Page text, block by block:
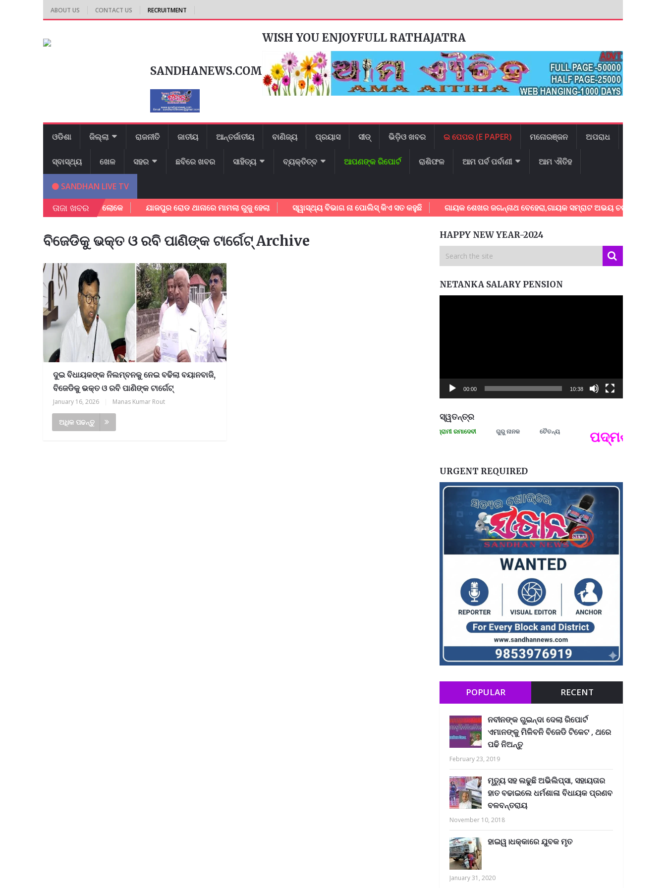
ABOUT US CONTACT US RECRUITMENT
WISH YOU ENJOYFULL RATHAJATRA
SANDHANEWS.COM
ଓଡିଶା ଜିଲ୍ଲା ରାଜନୀତି ଜାତୀୟ ଆନ୍ତର୍ଜାତୀୟ ବାଣିଜ୍ୟ ପ୍ରୟାସ ସୀଡ୍ ଭିଡ଼ିଓ ଖବର ଇ ପେପର (E PAPER) ମନୋରଞ୍ଜନ ଅପରାଧ
ସ୍ବାସ୍ଥ୍ୟ ଖେଳ ସହର ଛବିରେ ଖବର ସାହିତ୍ୟ ବ୍ୟକ୍ତିତ୍ବ ଆପଣଙ୍କ ରିପୋର୍ଟ ରାଶିଫଳ ଆମ ପର୍ବ ପର୍ବାଣୀ ଆମ ଐତିହ
SANDHAN LIVE TV
ତାଜା ଖବର
ବର୍ତ୍ତିଲେ ପରିବାର ଲୋକେ ଯାଜପୁର ରୋଡ ଥାନାରେ ମାମଲା ରୁଜୁ ହେଲା ସ୍ୱାସ୍ଥ୍ୟ ବିଭାଗ ନା ପୋଲିସ୍ କିଏ ସତ କହୁଛି ଗାୟକ ଶେଖର ଜଗନ୍ନାଥ ବେହେରା,ଗାୟକ ସମ୍ରାଟ ଅଭୟ ଚରଣ ସ୍ଵାଇଁଙ୍କ
ବିଜେଡିକୁ ଭକ୍ତ ଓ ରବି ପାଣିଙ୍କ ଟାର୍ଗେଟ୍ Archive
ଦୁଇ ବିଧାୟକଙ୍କ ନିଲମ୍ବନକୁ ନେଇ ବଢିଲା ବୟାନବାଜି,
ବିଜେଡିକୁ ଭକ୍ତ ଓ ରବି ପାଣିଙ୍କ ଟାର୍ଗେଟ୍
January 16, 2026 Manas Kumar Rout
ଅଧିକ ପଢନ୍ତୁ
HAPPY NEW YEAR-2024
NETANKA SALARY PENSION
00:00 10:38
ସ୍ୱତନ୍ତ୍ର
ମନେ ପଡନ୍ତି: ସ୍ୱାଧୀନତା ସଂଗ୍ରାମୀ ରମାଦେବୀ ଗୁରୁ ନାନକ ଚୈତନ୍ୟ ପଦ୍ମଶ୍ରୀ
URGENT REQUIRED
POPULAR RECENT
ନବୀନଙ୍କ ଗୁଇନ୍ଦା ଦେଲା ରିପୋର୍ଟ
ଏମାନଙ୍କୁ ମିଳିବନି ବିଜେଡି ଟିକେଟ , ଥରେ
ପଢି ନିଅନ୍ତୁ
February 23, 2019
ମୃତ୍ୟୁ ସହ ଲଢୁଛି ଅଭିଲିପ୍ସା, ସହାୟତାର
ହାତ ବଢାଇଲେ ଧର୍ମଶାଳା ବିଧାୟକ ପ୍ରଣବ
ବଳବନ୍ତରାୟ
November 10, 2018
ହାଇୱ।ଧକ୍କାରେ ଯୁବକ ମୃତ
January 31, 2020